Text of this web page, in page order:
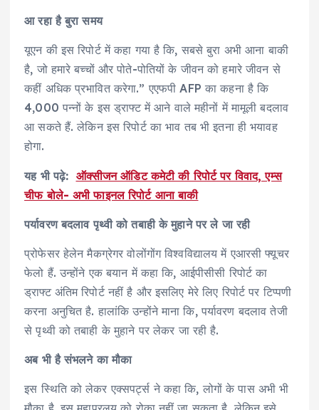
आ रहा है बुरा समय
यूएन की इस रिपोर्ट में कहा गया है कि, सबसे बुरा अभी आना बाकी
है, जो हमारे बच्चों और पोते-पोतियों के जीवन को हमारे जीवन से
कहीं अधिक प्रभावित करेगा.” एएफपी AFP का कहना है कि
4,000 पन्नों के इस ड्राफ्ट में आने वाले महीनों में मामूली बदलाव
आ सकते हैं. लेकिन इस रिपोर्ट का भाव तब भी इतना ही भयावह
होगा.
यह भी पढ़े: ऑक्सीजन ऑडिट कमेटी की रिपोर्ट पर विवाद, एम्स
चीफ बोले- अभी फाइनल रिपोर्ट आना बाकी
पर्यावरण बदलाव पृथ्वी को तबाही के मुहाने पर ले जा रही
प्रोफेसर हेलेन मैकग्रेगर वोलोंगोंग विश्वविद्यालय में एआरसी फ्यूचर
फेलो हैं. उन्होंने एक बयान में कहा कि, आईपीसीसी रिपोर्ट का
ड्राफ्ट अंतिम रिपोर्ट नहीं है और इसलिए मेरे लिए रिपोर्ट पर टिप्पणी
करना अनुचित है. हालांकि उन्होंने माना कि, पर्यावरण बदलाव तेजी
से पृथ्वी को तबाही के मुहाने पर लेकर जा रही है.
अब भी है संभलने का मौका
इस स्थिति को लेकर एक्सपर्ट्स ने कहा कि, लोगों के पास अभी भी